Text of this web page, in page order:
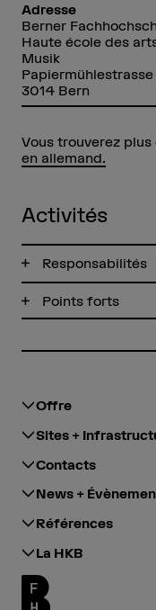
Adresse
Berner
Haute école des
Musik
Papiermühlestrasse
3014 Bern
Vous trouverez
en allemand.
Activités
Responsabilités
Points forts
Offre
Sites +
Contacts
News +
Références
La HKB